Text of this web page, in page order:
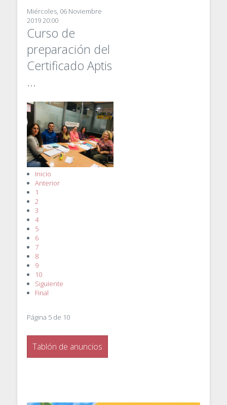
Miércoles, 06 Noviembre
2019 20:00
Curso de
preparación del
Certificado Aptis
...
Inicio
Anterior
1
2
3
4
5
6
7
8
9
10
Siguiente
Final
Página 5 de 10
Tablón de anuncios